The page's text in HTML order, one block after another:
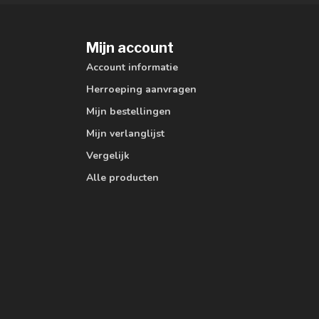
Mijn account
Account informatie
Herroeping aanvragen
Mijn bestellingen
Mijn verlanglijst
Vergelijk
Alle producten